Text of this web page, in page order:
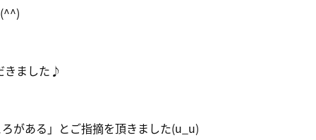
きました♪
がある」とご指摘を頂きました(u_u)